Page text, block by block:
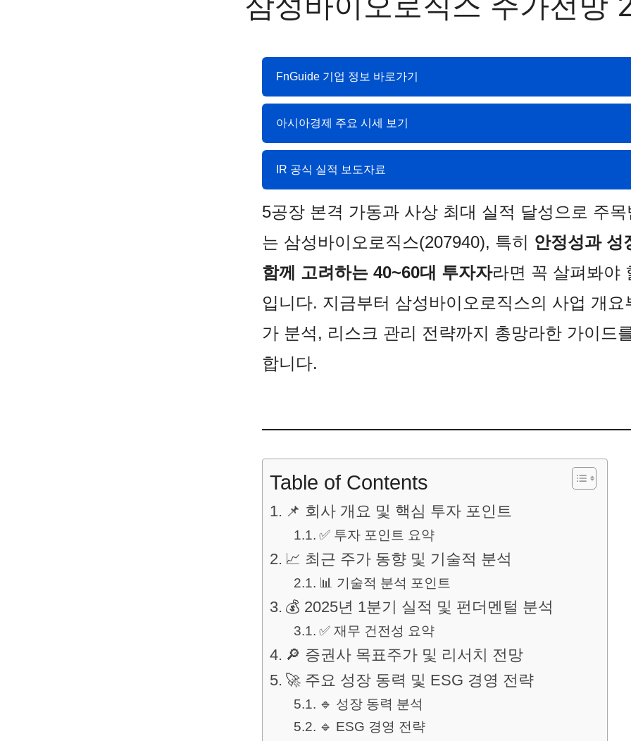
FnGuide 기업 정보 바로가기
아시아경제 주요 시세 보기
IR 공식 실적 보도자료
5공장 본격 가동과 사상 최대 실적 달성으로 주
는 삼성바이오로직스(207940), 특히 안정성과 성
함께 고려하는 40~60대 투자자라면 꼭 살펴봐야
입니다. 지금부터 삼성바이오로직스의 사업 개요
가 분석, 리스크 관리 전략까지 총망라한 가이드
합니다.
Table of Contents
📌 회사 개요 및 핵심 투자 포인트
✅ 투자 포인트 요약
📈 최근 주가 동향 및 기술적 분석
📊 기술적 분석 포인트
💰 2025년 1분기 실적 및 펀더멘털 분석
✅ 재무 건전성 요약
🔎 증권사 목표주가 및 리서치 전망
🚀 주요 성장 동력 및 ESG 경영 전략
🔹 성장 동력 분석
🔹 ESG 경영 전략